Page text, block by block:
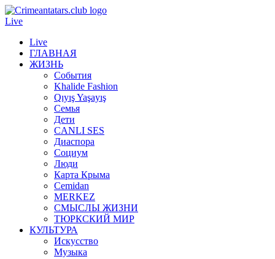
Live
Live
ГЛАВНАЯ
ЖИЗНЬ
События
Khalide Fashion
Qıyış Yaşayış
Семья
Дети
CANLI SES
Диаспора
Социум
Люди
Карта Крыма
Cemidan
МERKEZ
СМЫСЛЫ ЖИЗНИ
ТЮРКСКИЙ МИР
КУЛЬТУРА
Искусство
Музыка